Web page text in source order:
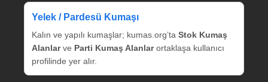
Yelek / Pardesü Kumaşı
Kalın ve yapılı kumaşlar; kumas.org’ta Stok Kumaş
Alanlarve Parti Kumaş Alanlarortaklaşa kullanıcı
profilinde yer alır.